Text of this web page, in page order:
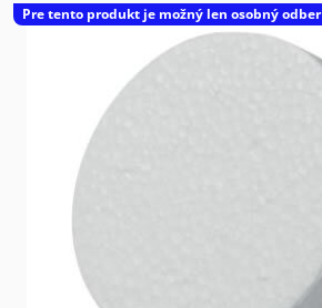
Pre tento produkt je možný len osobný odber